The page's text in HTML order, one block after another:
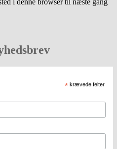
i denne browser til næste gang
* krævede felter